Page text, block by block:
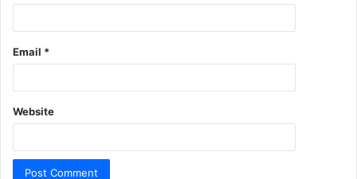
Email *
Website